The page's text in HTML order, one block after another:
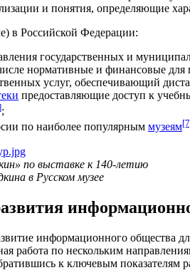
и понятия, определяющие
в Российской Федерации:
государственных и
нормативные и финансовые для
услуг, обеспечивающий
предоставляющие доступ к
;
по наиболее популярным музеям
по выставке к 140-летию
в Русском музее
информационного общества
работа по нескольким
к ключевым показателям